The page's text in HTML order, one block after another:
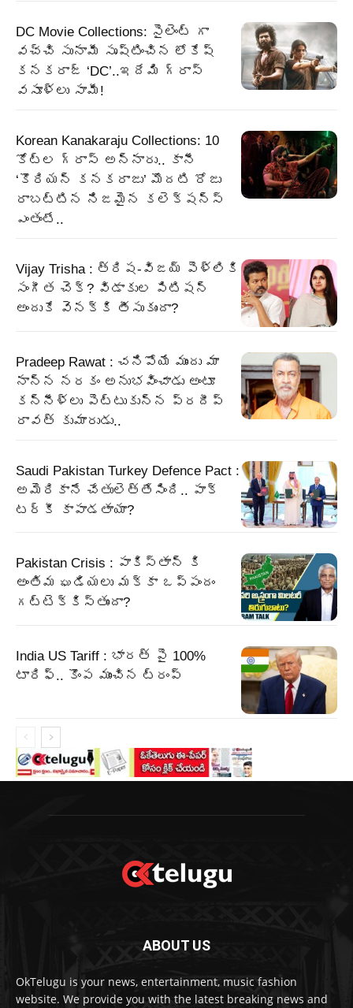
DC Movie Collections: సైలెంట్ గా
వచ్చి సునామీ సృష్టించిన లోకేష్
కనకరాజ్ ‘DC’..ఇదేమి గ్రాస్
వసూళ్లు సామీ!
Korean Kanakaraju Collections: 10
కోట్ల గ్రాస్ అన్నారు.. కానీ
‘కొరియన్ కనకరాజు’ మొదటి రోజు
రాబట్టిన నిజమైన కలెక్షన్స్
ఎంతంటే..
Vijay Trisha : త్రిష-విజయ్ పెళ్లికి
సంగీత చెక్? విడాకుల పిటిషన్
అందుకే వెనక్కి తీసుకుందా?
Pradeep Rawat : చనిపోయే ముందు మా
నాన్న నరకం అనుభవించాడు అంటూ
కన్నీళ్లు పెట్టుకున్న ప్రదీప్
రావత్ కుమారుడు..
Saudi Pakistan Turkey Defence Pact :
అమెరికానే చేతులెత్తేసింది.. పాక్‌
టర్కీ కాపాడతాయా?
Pakistan Crisis : పాకిస్తాన్ కి
అంతిమ ఘడియలు మక్కా ఒప్పందం
గట్టెక్కిస్తుందా?
India US Tariff : భారత్ పై 100%
టారిఫ్.. కొంప ముంచిన ట్రంప్
ABOUT US
OkTelugu is your news, entertainment, music fashion
website. We provide you with the latest breaking news and